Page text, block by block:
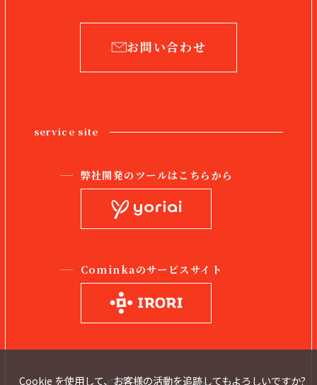
お問い合わせ
service site
弊社開発のツールはこちらから
Cominkaのサービスサイト
Cookie を使用して、お客様の活動を追跡してもよろしいですか?